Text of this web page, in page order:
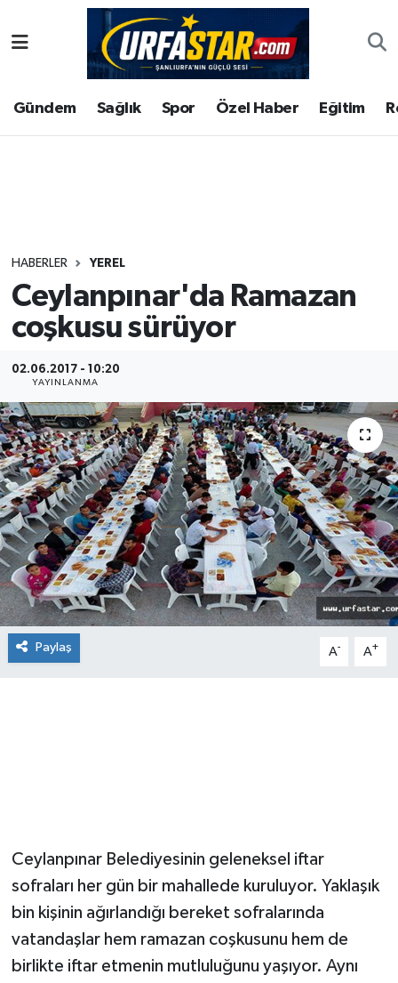
Gündem Sağlık Spor Özel Haber Eğitim
HABERLER YEREL
Ceylanpınar'da Ramazan
coşkusu sürüyor
02.06.2017 - 10:20
YAYINLANMA
Paylaş A- A+
Ceylanpınar Belediyesinin geleneksel iftar
sofraları her gün bir mahallede kuruluyor. Yaklaşık
bin kişinin ağırlandığı bereket sofralarında
vatandaşlar hem ramazan coşkusunu hem de
birlikte iftar etmenin mutluluğunu yaşıyor. Aynı
ASAYİS
ÇEVRE
Gündem
Kültür
Magazin
Şanlıurfa Nöbetçi Eczaneler
Şanlıurfa Hava Durumu
Tüm Manşetler
Son Dakika Haberleri
Haber Arşivi